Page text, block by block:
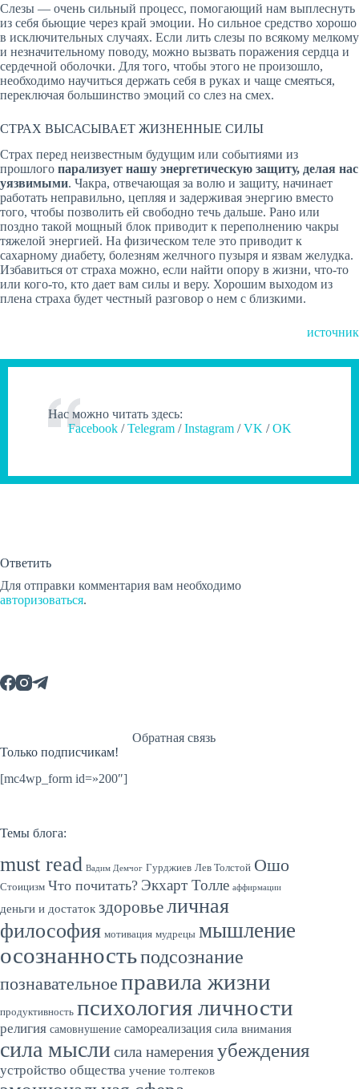
Слезы — очень сильный процесс, помогающий нам выплеснуть
из себя бьющие через край эмоции. Но сильное средство хорошо
в исключительных случаях. Если лить слезы по всякому мелкому
и незначительному поводу, можно вызвать поражения сердца и
сердечной оболочки. Для того, чтобы этого не произошло,
необходимо научиться держать себя в руках и чаще смеяться,
переключая большинство эмоций со слез на смех.
СТРАХ ВЫСАСЫВАЕТ ЖИЗНЕННЫЕ СИЛЫ
Страх перед неизвестным будущим или событиями из
прошлого парализует нашу энергетическую защиту, делая нас
уязвимыми. Чакра, отвечающая за волю и защиту, начинает
работать неправильно, цепляя и задерживая энергию вместо
того, чтобы позволить ей свободно течь дальше. Рано или
поздно такой мощный блок приводит к переполнению чакры
тяжелой энергией. На физическом теле это приводит к
сахарному диабету, болезням желчного пузыря и язвам желудка.
Избавиться от страха можно, если найти опору в жизни, что-то
или кого-то, кто дает вам силы и веру. Хорошим выходом из
плена страха будет честный разговор о нем с близкими.
источник
Нас можно читать здесь:
Facebook/Telegram/Instagram/VK/OK
Ответить
Для отправки комментария вам необходимо
авторизоваться.
Обратная связь
Только подписчикам!
[mc4wp_form id=»200″]
Темы блога:
must read Вадим Демчог Гурджиев Лев Толстой Ошо
Стоицизм Что почитать? Экхарт Толле аффирмации
деньги и достаток здоровьеличная
философия мотивация мудрецы мышление
осознанностьподсознание
познавательное правила жизни
продуктивность психология личности
религия самовнушение самореализация сила внимания
сила мыслисила намеренияубеждения
устройство общества учение толтеков